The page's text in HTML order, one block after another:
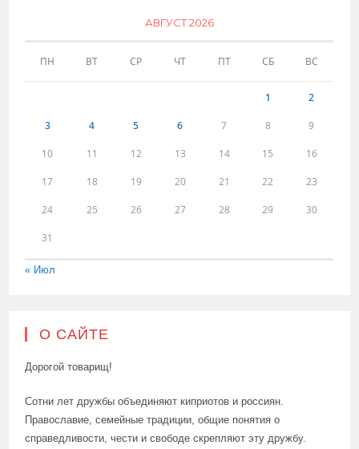
АВГУСТ 2026
ПН ВТ СР ЧТ ПТ СБ ВС
1 2
3 4 5 6 7 8 9
10 11 12 13 14 15 16
17 18 19 20 21 22 23
24 25 26 27 28 29 30
31
« Июл
О САЙТЕ
Дорогой товарищ!
Сотни лет дружбы объединяют киприотов и россиян.
Православие, семейные традиции, общие понятия о
справедливости, чести и свободе скрепляют эту дружбу.